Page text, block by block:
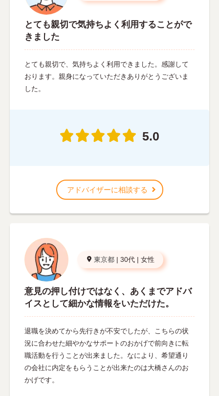
とても親切で気持ちよく利用することがで
きました
とても親切で、気持ちよく利用できました。感謝して
おります。親身になっていただきありがとうございま
した。
5.0
アドバイザーに相談する
東京都 | 30代 | 女性
意見の押し付けではなく、あくまでアドバ
イスとして細かな情報をいただけた。
退職を決めてから先行きが不安でしたが、こちらの状
況に合わせた細やかなサポートのおかげで前向きに転
職活動を行うことが出来ました。なにより、希望通り
の会社に内定をもらうことが出来たのは大橋さんのお
かげです。